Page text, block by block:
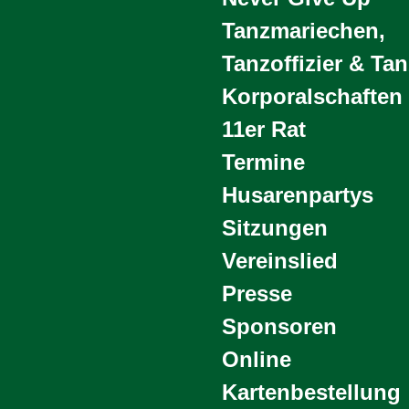
Tanzmariechen,
Tanzoffizier &
Korporalschaften
11er Rat
Termine
Husarenpartys
Sitzungen
Vereinslied
Presse
Sponsoren
Online
Kartenbestellung